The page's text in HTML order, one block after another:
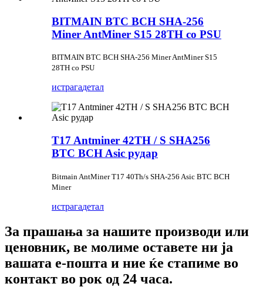
BITMAIN BTC BCH SHA-256
Miner AntMiner S15 28TH со PSU
BITMAIN BTC BCH SHA-256 Miner AntMiner S15
28TH со PSU
истрагадетал
T17 Antminer 42TH / S SHA256
BTC BCH Asic рудар
Bitmain AntMiner T17 40Th/s SHA-256 Asic BTC BCH
Miner
истрагадетал
За прашања за нашите производи или
ценовник, ве молиме оставете ни ја
вашата е-пошта и ние ќе стапиме во
контакт во рок од 24 часа.